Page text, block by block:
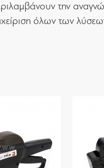
την
όλων των